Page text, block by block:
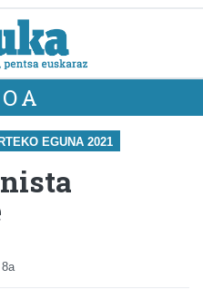
EGUNA 2021